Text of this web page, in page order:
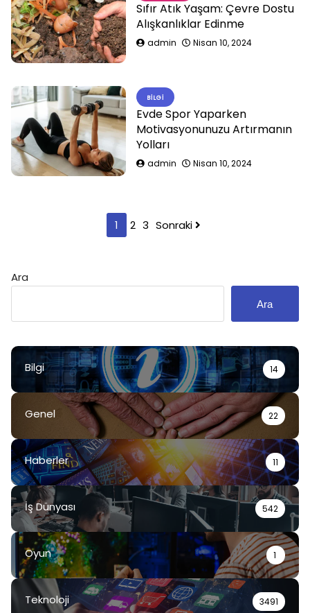
Sıfır Atık Yaşam: Çevre Dostu
Alışkanlıklar Edinme
admin Nisan 10, 2024
BILGI
Evde Spor Yaparken
Motivasyonunuzu Artırmanın
Yolları
admin Nisan 10, 2024
1 2 3 Sonraki
Ara
Ara
Bilgi 14
Genel 22
Haberler 11
İş Dünyası 542
Oyun 1
Teknoloji 3491